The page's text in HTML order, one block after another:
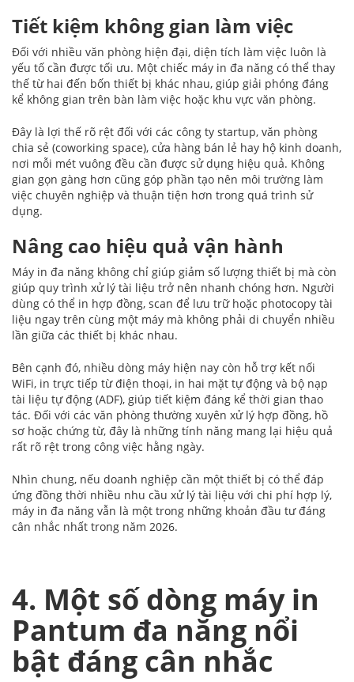
Tiết kiệm không gian làm việc
Đối với nhiều văn phòng hiện đại, diện tích làm việc luôn là
yếu tố cần được tối ưu. Một chiếc máy in đa năng có thể thay
thế từ hai đến bốn thiết bị khác nhau, giúp giải phóng đáng
kể không gian trên bàn làm việc hoặc khu vực văn phòng.
Đây là lợi thế rõ rệt đối với các công ty startup, văn phòng
chia sẻ (coworking space), cửa hàng bán lẻ hay hộ kinh doanh,
nơi mỗi mét vuông đều cần được sử dụng hiệu quả. Không
gian gọn gàng hơn cũng góp phần tạo nên môi trường làm
việc chuyên nghiệp và thuận tiện hơn trong quá trình sử
dụng.
Nâng cao hiệu quả vận hành
Máy in đa năng không chỉ giúp giảm số lượng thiết bị mà còn
giúp quy trình xử lý tài liệu trở nên nhanh chóng hơn. Người
dùng có thể in hợp đồng, scan để lưu trữ hoặc photocopy tài
liệu ngay trên cùng một máy mà không phải di chuyển nhiều
lần giữa các thiết bị khác nhau.
Bên cạnh đó, nhiều dòng máy hiện nay còn hỗ trợ kết nối
WiFi, in trực tiếp từ điện thoại, in hai mặt tự động và bộ nạp
tài liệu tự động (ADF), giúp tiết kiệm đáng kể thời gian thao
tác. Đối với các văn phòng thường xuyên xử lý hợp đồng, hồ
sơ hoặc chứng từ, đây là những tính năng mang lại hiệu quả
rất rõ rệt trong công việc hằng ngày.
Nhìn chung, nếu doanh nghiệp cần một thiết bị có thể đáp
ứng đồng thời nhiều nhu cầu xử lý tài liệu với chi phí hợp lý,
máy in đa năng vẫn là một trong những khoản đầu tư đáng
cân nhắc nhất trong năm 2026.
4. Một số dòng máy in
Pantum đa năng nổi
bật đáng cân nhắc